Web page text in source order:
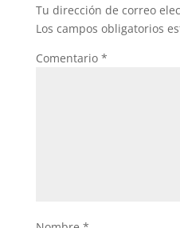
Tu dirección de correo
Los campos obligatorios
Comentario *